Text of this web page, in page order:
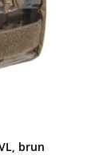
brun